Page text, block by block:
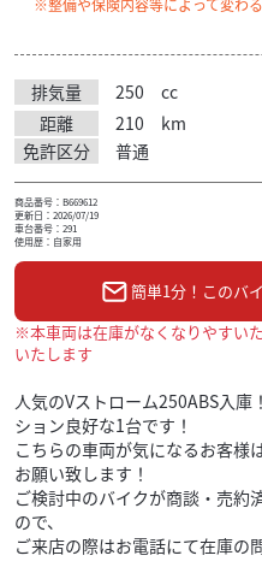
排気量 250 cc
距離
210 km
免許区分
普通
商品番号：B669612
更新日：2026/07/19
車台番号：291
使用歴：自家用
簡単1分！このバ
※本車両は在庫がなくなりやすい
いたします
人気のVストローム250ABS入
ション良好な1台です！
こちらの車両が気になるお客様
お願い致します！
ご検討中のバイクが商談・売約
ので、
ご来店の際はお電話にて在庫の